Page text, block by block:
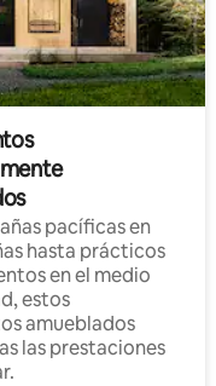
pacíficas en
hasta prácticos
en el medio
estos
amueblados
las prestaciones